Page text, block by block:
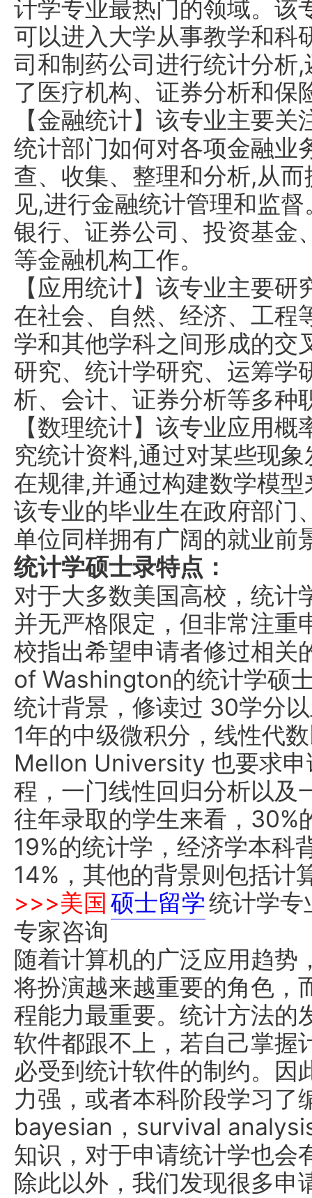
计学专业最热门的领域。该
可以进入大学从事教学和科
司和制药公司进行统计分析
了医疗机构、证券分析和保
【金融统计】该专业主要
统计部门如何对各项金融业
查、收集、整理和分析,从
见,进行金融统计管理和监
银行、证券公司、投资基金
等金融机构工作。
【应用统计】该专业主要
在社会、自然、经济、工程
学和其他学科之间形成的交
研究、统计学研究、运筹学
析、会计、证券分析等多种
【数理统计】该专业应用
究统计资料,通过对某些现
在规律,并通过构建数学模
该专业的毕业生在政府部门
单位同样拥有广阔的就业前
统计学硕士录特点：
对于大多数美国高校，统计
并无严格限定，但非常注重
校指出希望申请者修过相
of Washington的统计学硕
统计背景，修读过 30学分
1年的中级微积分，线性代
Mellon University 也要求
程，一门线性回归分析以及
往年录取的学生来看，30%
19%的统计学，经济学本科
14%，其他的背景则包括计
>>>美国 硕士留学统计学专
专家咨询
随着计算机的广泛应用趋势
将扮演越来越重要的角色，
程能力最重要。统计方法的
软件都跟不上，若自己掌握
必受到统计软件的制约。因
力强，或者本科阶段学习
bayesian，survival
知识，对于申请统计学也会
除此以外，我们发现很多申